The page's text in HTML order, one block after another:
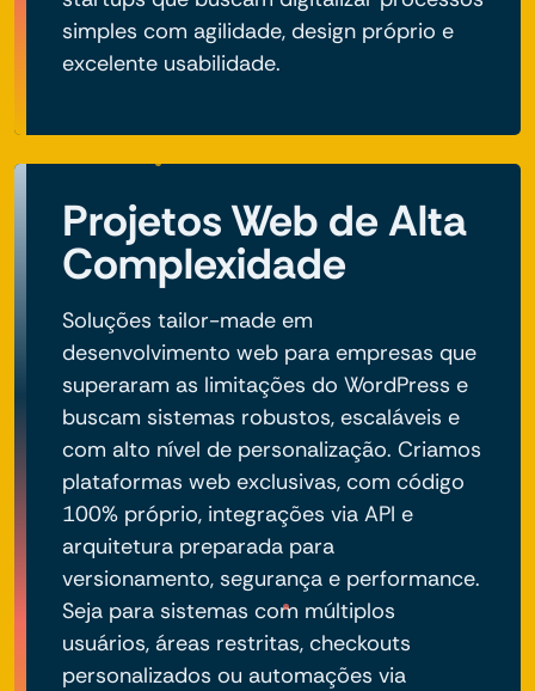
simples com agilidade, design próprio e
excelente usabilidade.
Projetos Web de Alta
Complexidade
Soluções tailor-made em
desenvolvimento web para empresas que
superaram as limitações do WordPress e
buscam sistemas robustos, escaláveis e
com alto nível de personalização. Criamos
plataformas web exclusivas, com código
100% próprio, integrações via API e
arquitetura preparada para
versionamento, segurança e performance.
Seja para sistemas com múltiplos
usuários, áreas restritas, checkouts
personalizados ou automações via